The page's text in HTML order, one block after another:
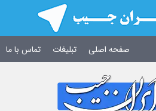
صفحه اصلی تبلیغات تماس با ما